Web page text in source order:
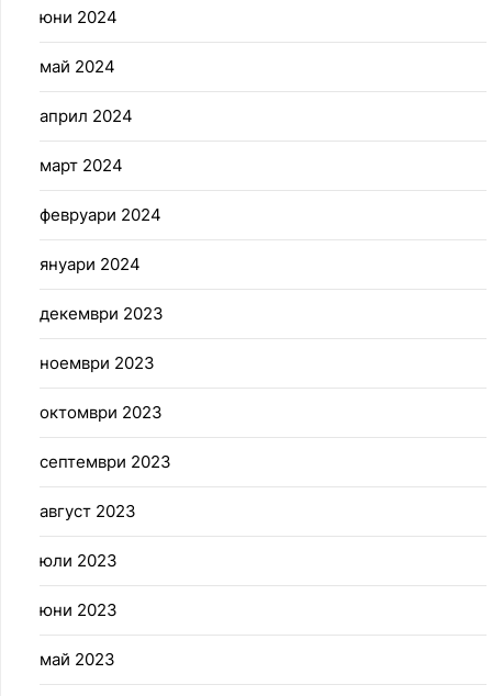
юни 2024
май 2024
април 2024
март 2024
февруари 2024
януари 2024
декември 2023
ноември 2023
октомври 2023
септември 2023
август 2023
юли 2023
юни 2023
май 2023